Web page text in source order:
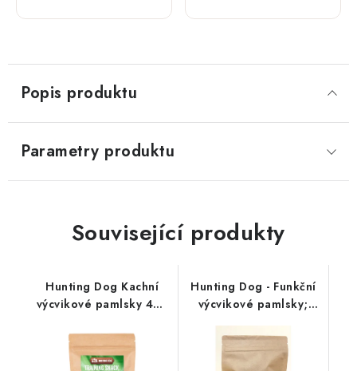
Popis produktu
Parametry produktu
Související produkty
Hunting Dog Kachní
výcvikové pamlsky 400
Hunting Dog - Funkční
výcvikové pamlsky;